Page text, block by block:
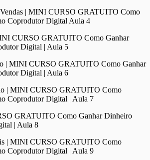
| MINI CURSO GRATUITO Como
Coprodutor Digital|Aula 4
CURSO GRATUITO Como Ganhar
Digital | Aula 5
| MINI CURSO GRATUITO Como Ganhar
Digital | Aula 6
| MINI CURSO GRATUITO Como
Coprodutor Digital | Aula 7
GRATUITO Como Ganhar Dinheiro
| Aula 8
| MINI CURSO GRATUITO Como
Coprodutor Digital | Aula 9